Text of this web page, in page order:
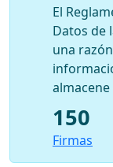
De forma de poder
es posible y
imprescindible que
a la más amplia
de los efectos
nacionales y
negociación.
Saludamos a Uds.
El
Datos de
una
150
Firmas